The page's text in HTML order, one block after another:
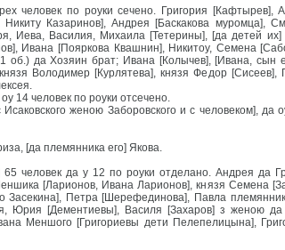
человек по роуки сечено. Григория [Кафтырев],
Казаринов], Андрея [Баскакова муромца],
Иева, Василия, Михаила [Тетерины], [да детей
Ивана [Пояркова Квашнин], Никитоу, Семена
да Хозяин брат; Ивана [Колычев], [Ивана, сын
Володимер [Курлятева], князя Федор [Сисеев],
14 человек по роуки отсечено.
женою Заборовского и с человеком], да
[да племянника его] Якова.
человек да у 12 по роуки отделано. Андрея да
[Ларионов, Ивана Ларионов], князя Семена
Засекина], Петра [Шерефединова], Павла
Юрия [Дементиевы], Василя [Захаров] з женою
Меншого [Григориевы дети Пелепелицына],